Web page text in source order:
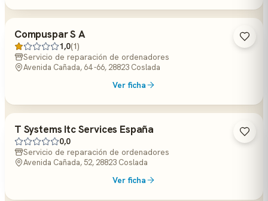
Compuspar S A
1,0(1)
Servicio de reparación de ordenadores
Avenida Cañada, 64 -66, 28823 Coslada
Ver ficha
T Systems Itc Services España
0,0
Servicio de reparación de ordenadores
Avenida Cañada, 52, 28823 Coslada
Ver ficha